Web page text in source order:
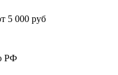
5 000 руб
РФ